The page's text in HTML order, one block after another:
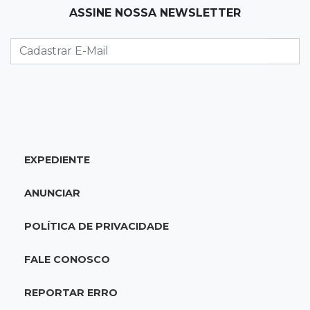
Inter perde para o Corinthians mas avança às
quartas da Copa do Brasil
Foragido por roubo morre baleado em
Timemania e mais
ASSINE NOSSA NEWSLETTER
EXPEDIENTE
ANUNCIAR
POLÍTICA DE PRIVACIDADE
FALE CONOSCO
REPORTAR ERRO